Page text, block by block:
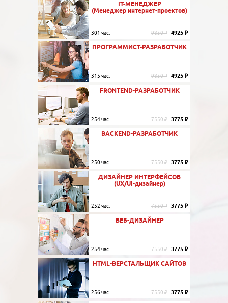
IT-МЕНЕДЖЕР
(Менеджер интернет-проектов)
301 час. 9850 ₽ 4925 ₽
ПРОГРАММИСТ-РАЗРАБОТЧИК
315 час. 9850 ₽ 4925 ₽
FRONTEND-РАЗРАБОТЧИК
254 час. 7550 ₽ 3775 ₽
BACKEND-РАЗРАБОТЧИК
250 час. 7550 ₽ 3775 ₽
ДИЗАЙНЕР ИНТЕРФЕЙСОВ
(UX/UI-дизайнер)
252 час. 7550 ₽ 3775 ₽
ВЕБ-ДИЗАЙНЕР
254 час. 7550 ₽ 3775 ₽
HTML-ВЕРСТАЛЬЩИК САЙТОВ
256 час. 7550 ₽ 3775 ₽